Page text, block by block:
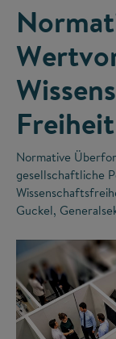
Normative
gesellschaftliche
Guckel,